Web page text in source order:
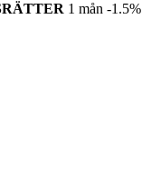
1 mån -1.5%